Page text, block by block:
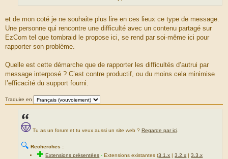
u
r
e
u
m
e
s
a
g
e
et de mon coté je ne souhaite plus lire en ces lieux ce type de message.
Une personne qui rencontre une difficulté avec un contenu partagé sur
EzCom tel que tombraid le propose ici, se rend par soi-même ici pour
rapporter son problème.
Quelle est cette démarche que de rapporter les difficultés d’autrui par
message interposé ? C’est contre productif, ou du moins cela minimise
l’efficacité du support fourni.
Traduire en
Tu as un forum et tu veux aussi un site web ? Regarde par ici
🔍 Recherches :
✚Extensions présentées -Extensions existantes (3.1.x |3.2.x |3.3.x